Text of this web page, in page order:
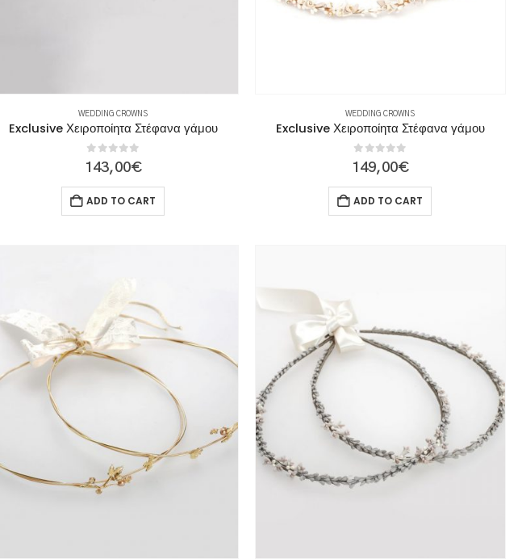
WEDDING CROWNS
Exclusive Χειροποίητα Στέφανα γάμου
0 out of 5
143,00€
ADD TO CART
WEDDING CROWNS
Exclusive Χειροποίητα Στέφανα γάμου
0 out of 5
149,00€
ADD TO CART